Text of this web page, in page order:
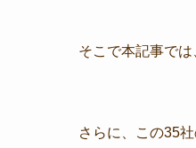
そこで本記事では
さらに、この35社